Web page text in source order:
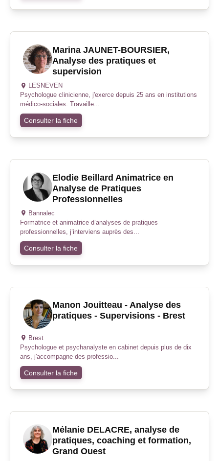
Marina JAUNET-BOURSIER,
Analyse des pratiques et
supervision
LESNEVEN
Psychologue clinicienne, j'exerce depuis 25 ans en institutions
médico-sociales. Travaille...
Consulter la fiche
Elodie Beillard Animatrice en
Analyse de Pratiques
Professionnelles
Bannalec
Formatrice et animatrice d’analyses de pratiques
professionnelles, j’interviens auprès des...
Consulter la fiche
Manon Jouitteau - Analyse des
pratiques - Supervisions - Brest
Brest
Psychologue et psychanalyste en cabinet depuis plus de dix
ans, j'accompagne des professio...
Consulter la fiche
Mélanie DELACRE, analyse de
pratiques, coaching et formation,
Grand Ouest